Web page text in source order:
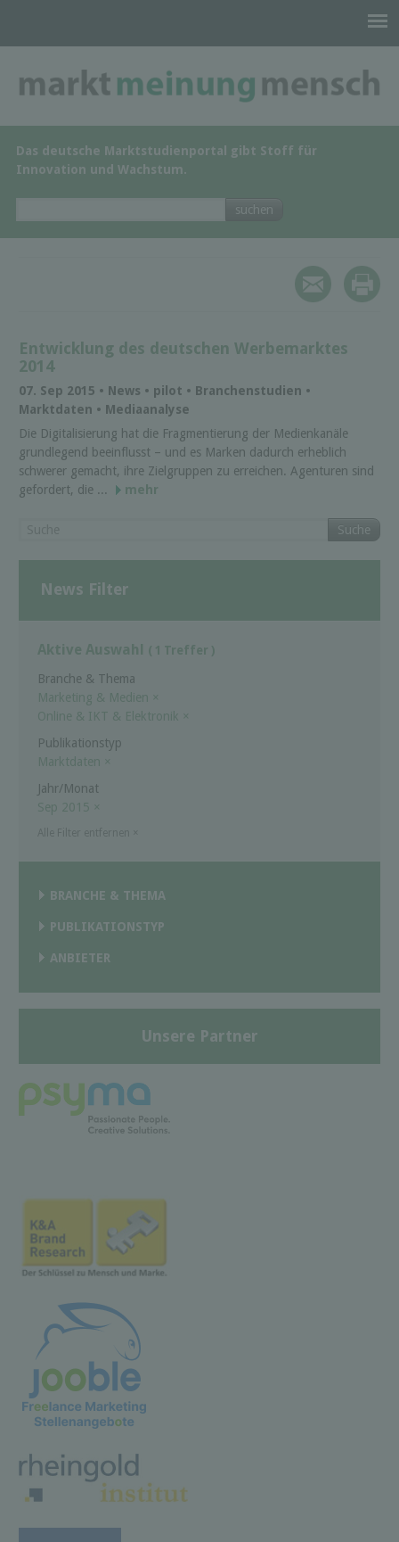
Das deutsche Marktstudienportal gibt Stoff für
Innovation und Wachstum.
Entwicklung des deutschen Werbemarktes
2014
07. Sep 2015 • News • pilot • Branchenstudien •
Marktdaten • Mediaanalyse
Die Digitalisierung hat die Fragmentierung der Medienkanäle
grundlegend beeinflusst – und es Marken dadurch erheblich
schwerer gemacht, ihre Zielgruppen zu erreichen. Agenturen sind
gefordert, die ...
mehr
Suche
News Filter
Aktive Auswahl ( 1 Treffer )
Branche & Thema
Marketing & Medien ×
Online & IKT & Elektronik ×
Publikationstyp
Marktdaten ×
Jahr/Monat
Sep 2015 ×
BRANCHE & THEMA
PUBLIKATIONSTYP
ANBIETER
Unsere Partner